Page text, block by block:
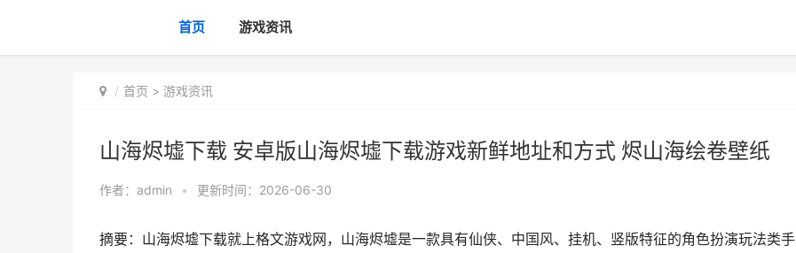
首页 游戏资讯
首页 > 游戏资讯
山海烬墟下载 安卓版山海烬墟下载游戏新鲜地址和方式 烬山海绘卷壁纸
作者： admin • 更新时间：2026-06-30
摘要：山海烬墟下载就上格文游戏网，山海烬墟是一款具有仙侠、中国风、挂机、竖版特征的角色扮演玩法类手